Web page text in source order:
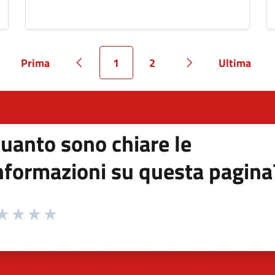
Pagina
Prima
Pagina precedente
Pagina
1
Pagina
2
Pagina Pagina
Ultima
sono chiare le
su questa
da 1 a 5 stelle la pagina